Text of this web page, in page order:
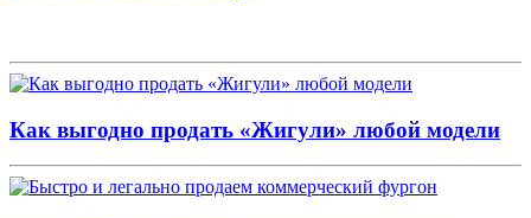
Как выгодно продать «Жигули» любой модели